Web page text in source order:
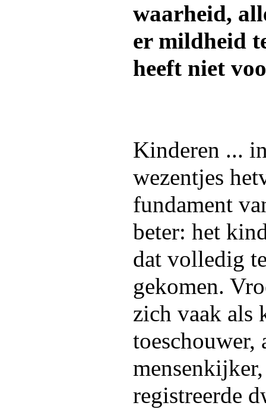
waarheid,
er mildheid
heeft niet
Kinderen ...
wezentjes
fundament
beter: het
dat volledig
gekomen.
zich vaak als
toeschouwer,
registreerde